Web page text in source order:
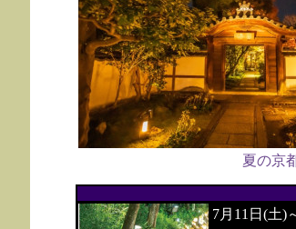
夏の京
7月11日(土)